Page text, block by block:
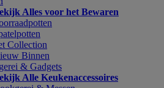
Alles voor het Bewaren
Collection
Binnen
& Gadgets
Alle Keukenaccessoires